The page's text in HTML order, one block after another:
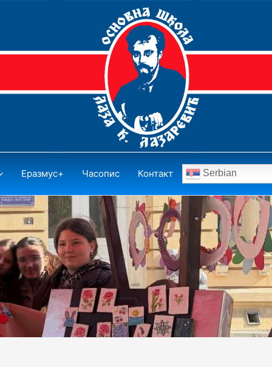
Еразмус+ Часопис Контакт Serbian